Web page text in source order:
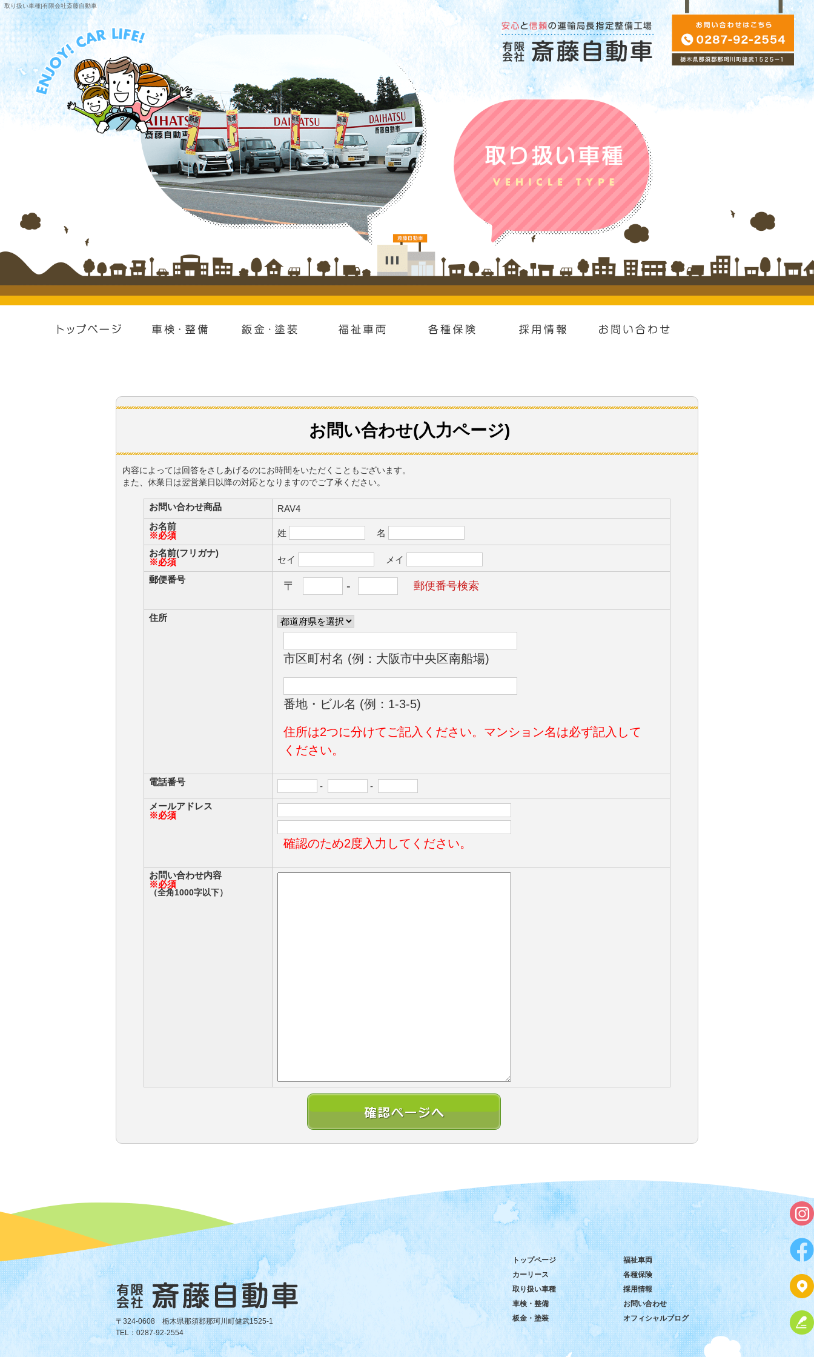
取り扱い車種|有限会社斎藤自動車
お問い合わせ(入力ページ)
内容によっては回答をさしあげるのにお時間をいただくこともございます。
また、休業日は翌営業日以降の対応となりますのでご了承ください。
お問い合わせ商品
RAV4
お名前
※必須
姓
名
お名前(フリガナ)
※必須
セイ
メイ
郵便番号
〒 - 郵便番号検索
住所
市区町村名 (例：大阪市中央区南船場)
番地・ビル名 (例：1-3-5)
住所は2つに分けてご記入ください。マンション名は必ず記入して
ください。
電話番号 -
-
メールアドレス
※必須
確認のため2度入力してください。
お問い合わせ内容
※必須
（全角1000字以下）
トップページ
カーリース
取り扱い車種
車検・整備
板金・塗装
福祉車両
各種保険
採用情報
お問い合わせ
オフィシャルブログ
〒324-0608 栃木県那須郡那珂川町健武1525-1
TEL：0287-92-2554